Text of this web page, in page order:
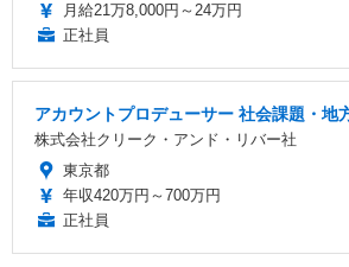
月給21万8,000円～24万円
正社員
アカウントプロデューサー 社会課題・地
株式会社クリーク・アンド・リバー社
東京都
年収420万円～700万円
正社員